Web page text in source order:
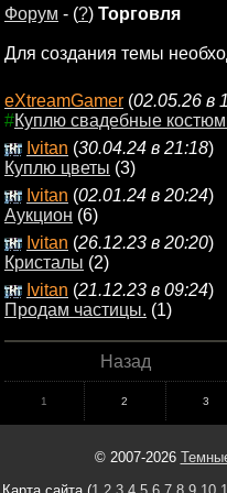
Форум - (?) Торговля
Для создания темы
eXtreamGamer (02.05.26 в
#Куплю свадебные
Ivitan (30.04.24 в 21:18)
Куплю цветы (3)
Ivitan (02.01.24 в 20:24)
Аукцион (6)
Ivitan (26.12.23 в 20:20)
Кристалы (2)
Ivitan (21.12.23 в 09:24)
Продам частицы. (1)
Назад
1 2 3
© 2007-2026